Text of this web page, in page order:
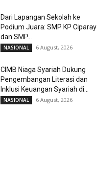
Dari Lapangan Sekolah ke
Podium Juara: SMP KP Ciparay
dan SMP...
NASIONAL 6 August, 2026
CIMB Niaga Syariah Dukung
Pengembangan Literasi dan
Inklusi Keuangan Syariah di...
NASIONAL 6 August, 2026